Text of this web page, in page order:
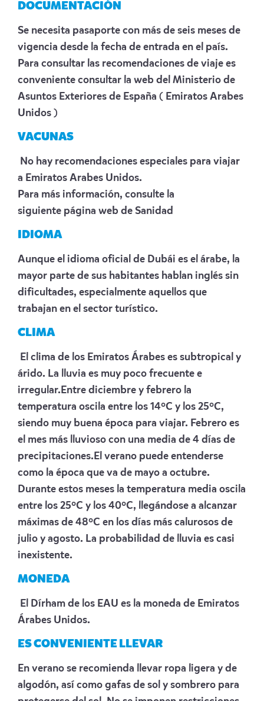
DOCUMENTACIÓN
Se necesita pasaporte con más de seis meses de
vigencia desde la fecha de entrada en el país.
Para consultar las recomendaciones de viaje es
conveniente consultar la web del Ministerio de
Asuntos Exteriores de España ( Emiratos Arabes
Unidos )
VACUNAS
No hay recomendaciones especiales para viajar
a Emiratos Arabes Unidos.
Para más información, consulte la
siguiente página web de Sanidad
IDIOMA
Aunque el idioma oficial de Dubái es el árabe, la
mayor parte de sus habitantes hablan inglés sin
dificultades, especialmente aquellos que
trabajan en el sector turístico.
CLIMA
El clima de los Emiratos Árabes es subtropical y
árido. La lluvia es muy poco frecuente e
irregular.Entre diciembre y febrero la
temperatura oscila entre los 14ºC y los 25ºC,
siendo muy buena época para viajar. Febrero es
el mes más lluvioso con una media de 4 días de
precipitaciones.El verano puede entenderse
como la época que va de mayo a octubre.
Durante estos meses la temperatura media oscila
entre los 25ºC y los 40ºC, llegándose a alcanzar
máximas de 48ºC en los días más calurosos de
julio y agosto. La probabilidad de lluvia es casi
inexistente.
MONEDA
El Dírham de los EAU es la moneda de Emiratos
Árabes Unidos.
ES CONVENIENTE LLEVAR
En verano se recomienda llevar ropa ligera y de
algodón, así como gafas de sol y sombrero para